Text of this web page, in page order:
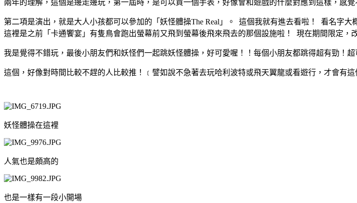
兩年的理解，這個是邊走邊玩，第一屆時，是可以買一個手表，好像會和遊戲的什麼對應到這樣，感
第二項是演出，就是大人小孩都可以參加的「妖怪體操The Real」。 這個我就有進去看啦！ 看名字
這裡是之前「卡通饗宴」有隻鳥會跑出螢幕前又飛到螢幕後飛來飛去的那個設施啦！ 現在期間限定，改
我是覺得不錯玩，最後小朋友們和妖怪們一起跳妖怪體操，好可愛喔！！每個小朋友都跳得超有勁！
這個，好像對時間比較不趕的人 比較推！ ﹝譬如說不急著去玩哈利波特或飛天翼龍或看遊行，才會有這
妖怪體操在這裡
人氣也是頗高的
也是一樣有一段小開場